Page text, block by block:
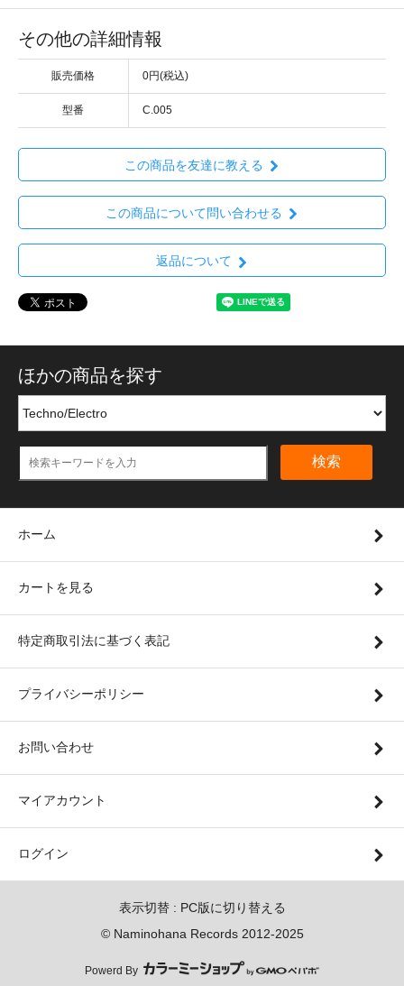
その他の詳細情報
販売価格 0円(税込)
型番 C.005
この商品を友達に教える
この商品について問い合わせる
返品について
ほかの商品を探す
検索
ホーム
カートを見る
特定商取引法に基づく表記
プライバシーポリシー
お問い合わせ
マイアカウント
ログイン
表示切替 : PC版に切り替える
© Naminohana Records 2012-2025
Powerd By